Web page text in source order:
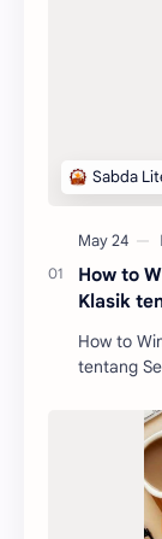
How to
Klasik
How to
tentang